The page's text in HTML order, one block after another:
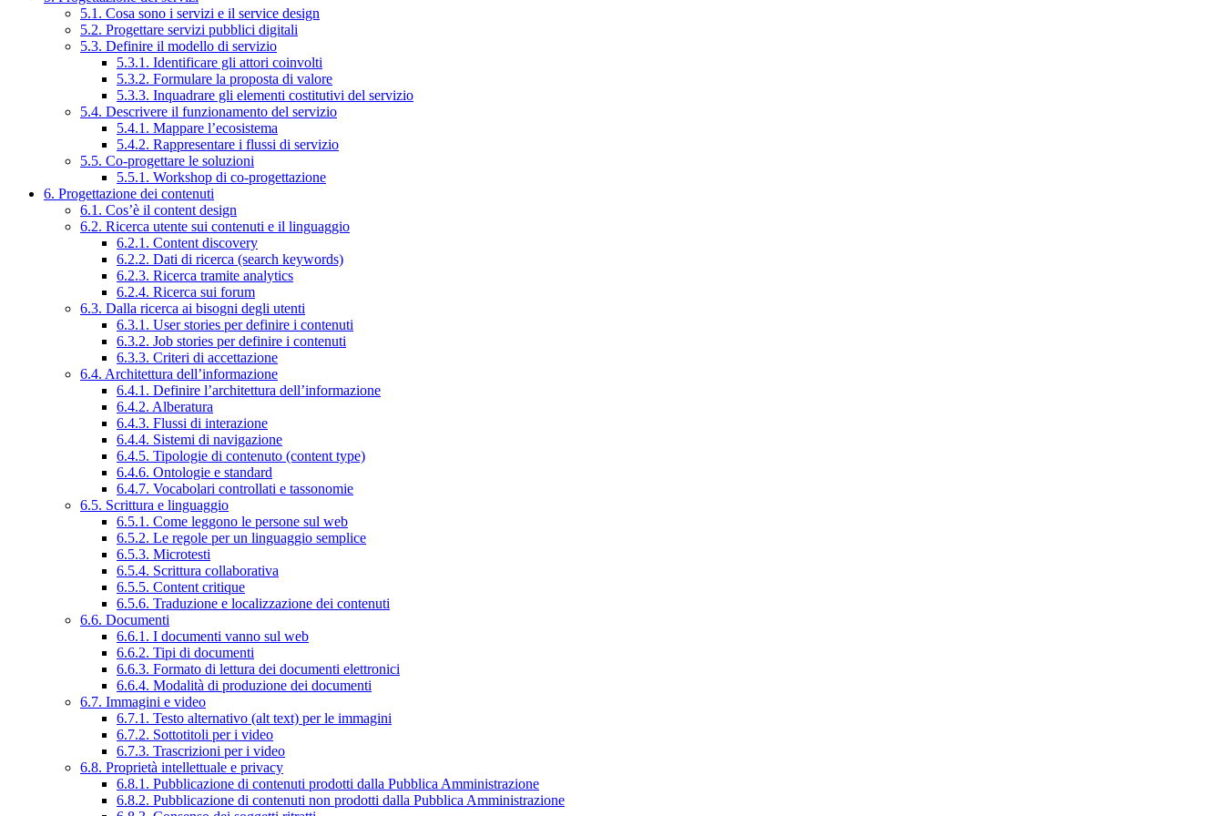
5.1. Cosa sono i servizi e il service design
5.2. Progettare servizi pubblici digitali
5.3. Definire il modello di servizio
5.3.1. Identificare gli attori coinvolti
5.3.2. Formulare la proposta di valore
5.3.3. Inquadrare gli elementi costitutivi del servizio
5.4. Descrivere il funzionamento del servizio
5.4.1. Mappare l’ecosistema
5.4.2. Rappresentare i flussi di servizio
5.5. Co-progettare le soluzioni
5.5.1. Workshop di co-progettazione
6. Progettazione dei contenuti
6.1. Cos’è il content design
6.2. Ricerca utente sui contenuti e il linguaggio
6.2.1. Content discovery
6.2.2. Dati di ricerca (search keywords)
6.2.3. Ricerca tramite analytics
6.2.4. Ricerca sui forum
6.3. Dalla ricerca ai bisogni degli utenti
6.3.1. User stories per definire i contenuti
6.3.2. Job stories per definire i contenuti
6.3.3. Criteri di accettazione
6.4. Architettura dell’informazione
6.4.1. Definire l’architettura dell’informazione
6.4.2. Alberatura
6.4.3. Flussi di interazione
6.4.4. Sistemi di navigazione
6.4.5. Tipologie di contenuto (content type)
6.4.6. Ontologie e standard
6.4.7. Vocabolari controllati e tassonomie
6.5. Scrittura e linguaggio
6.5.1. Come leggono le persone sul web
6.5.2. Le regole per un linguaggio semplice
6.5.3. Microtesti
6.5.4. Scrittura collaborativa
6.5.5. Content critique
6.5.6. Traduzione e localizzazione dei contenuti
6.6. Documenti
6.6.1. I documenti vanno sul web
6.6.2. Tipi di documenti
6.6.3. Formato di lettura dei documenti elettronici
6.6.4. Modalità di produzione dei documenti
6.7. Immagini e video
6.7.1. Testo alternativo (alt text) per le immagini
6.7.2. Sottotitoli per i video
6.7.3. Trascrizioni per i video
6.8. Proprietà intellettuale e privacy
6.8.1. Pubblicazione di contenuti prodotti dalla Pubblica Amministrazione
6.8.2. Pubblicazione di contenuti non prodotti dalla Pubblica Amministrazione